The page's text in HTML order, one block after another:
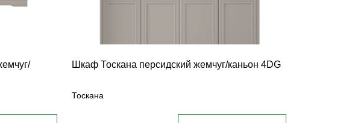
Шкаф Тоскана персидский жемчуг/каньон 4DG
Тоскана